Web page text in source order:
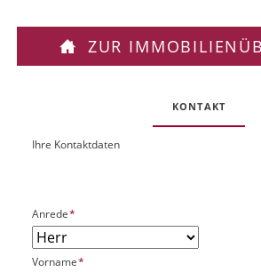
ZUR
KONTAKT
O
k
P
UIhre Kontaktdaten
P
f
l
i
Anrede*
P
Vorname*